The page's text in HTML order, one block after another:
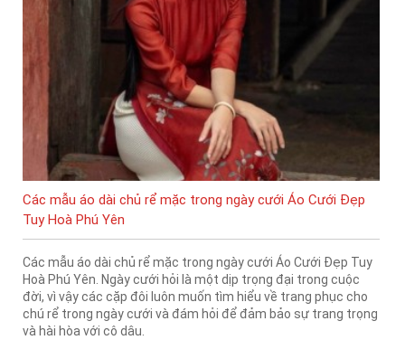
Các mẫu áo dài chủ rể mặc trong ngày cưới Áo Cưới Đẹp
Tuy Hoà Phú Yên
Các mẫu áo dài chủ rể mặc trong ngày cưới Áo Cưới Đẹp Tuy
Hoà Phú Yên. Ngày cưới hỏi là một dịp trọng đại trong cuộc
đời, vì vậy các cặp đôi luôn muốn tìm hiểu về trang phục cho
chú rể trong ngày cưới và đám hỏi để đảm bảo sự trang trọng
và hài hòa với cô dâu.